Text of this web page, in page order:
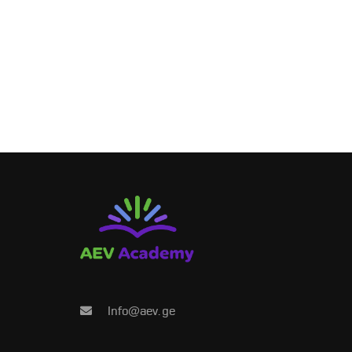
Info@aev.ge
გახდი